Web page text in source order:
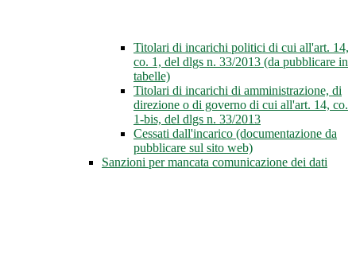
Titolari di incarichi politici di cui all'art. 14,
co. 1, del dlgs n. 33/2013 (da pubblicare in
tabelle)
Titolari di incarichi di amministrazione, di
direzione o di governo di cui all'art. 14, co.
1-bis, del dlgs n. 33/2013
Cessati dall'incarico (documentazione da
pubblicare sul sito web)
Sanzioni per mancata comunicazione dei dati